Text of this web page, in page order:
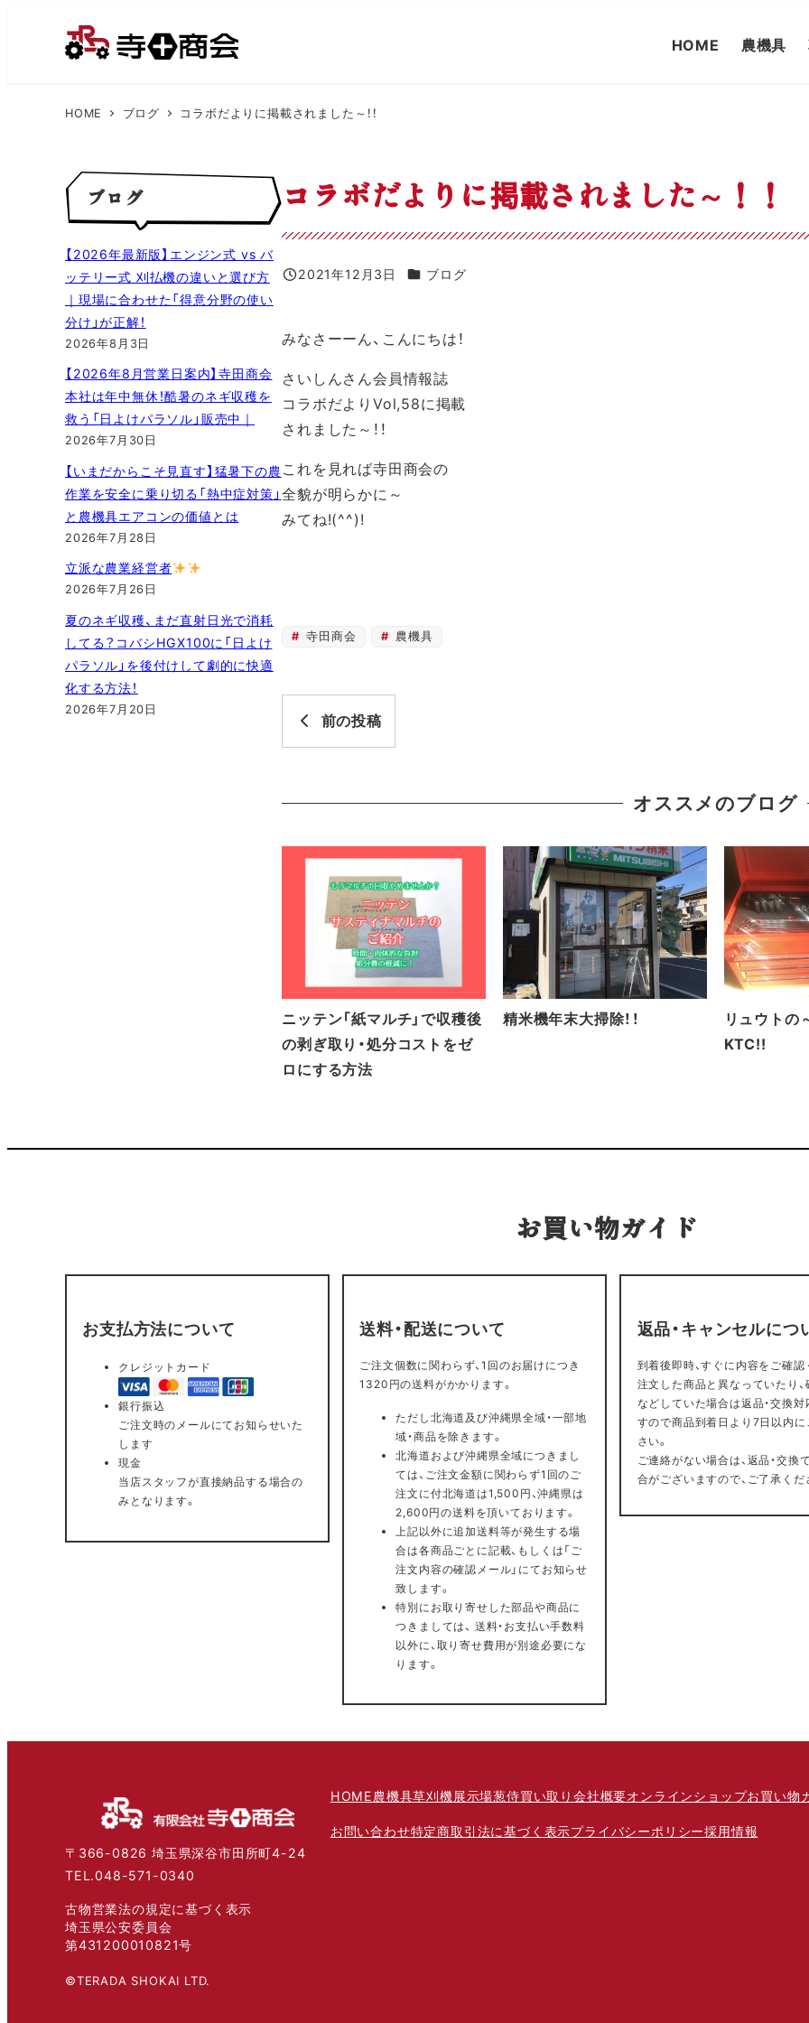
HOME 農機具
HOME ブログ コラボだよりに掲載されました～！！
コラボだよりに掲載されました～！！
投稿日
2021年12月3日 カテゴリー
ブログ
みなさーーん、こんにちは！
さいしんさん会員情報誌
コラボだよりVol,58に掲載
されました～！！
これを見れば寺田商会の
全貌が明らかに～
みてね!(^^)!
寺田商会 農機具
前の投稿
オススメのブログ
ニッテン「紙マルチ」で収穫後
の剥ぎ取り・処分コストをゼ
ロにする方法
精米機年末大掃除！！
リュウトの
KTC!!
ブログ
【2026年最新版】エンジン式 vs バ
ッテリー式 刈払機の違いと選び方
｜現場に合わせた「得意分野の使い
分け」が正解！
2026年8月3日
【2026年8月営業日案内】寺田商会
本社は年中無休！酷暑のネギ収穫を
救う「日よけパラソル」販売中｜
2026年7月30日
【いまだからこそ見直す】猛暑下の農
作業を安全に乗り切る「熱中症対策」
と農機具エアコンの価値とは
2026年7月28日
立派な農業経営者
2026年7月26日
夏のネギ収穫、まだ直射日光で消耗
してる？コバシHGX100に「日よけ
パラソル」を後付けして劇的に快適
化する方法！
2026年7月20日
お買い物ガイド
お支払方法について
クレジットカード
銀行振込
ご注文時のメールにてお知らせいた
します
現金
当店スタッフが直接納品する場合の
みとなります。
送料・配送について
ご注文個数に関わらず、1回のお届けにつき
1320円の送料がかかります。
ただし北海道及び沖縄県全域・一部地
域・商品を除きます。
北海道および沖縄県全域につきまし
ては、ご注文金額に関わらず1回のご
注文に付北海道は1,500円、沖縄県は
2,600円の送料を頂いております。
上記以外に追加送料等が発生する場
合は各商品ごとに記載、もしくは「ご
注文内容の確認メール」にてお知らせ
致します。
特別にお取り寄せした部品や商品に
つきましては、 送料・お支払い手数料
以外に、取り寄せ費用が別途必要にな
ります。
返品・キャンセルにつ
到着後即時、すぐに内容をご確認
注文した商品と異なっていたり、
などしていた場合は返品・交換
すので商品到着日より7日以内
さい。
ご連絡がない場合は、返品・交換
合がございますので、ご了承くだ
〒366-0826 埼玉県深谷市田所町4-24
TEL.048-571-0340
古物営業法の規定に基づく表示
埼玉県公安委員会
第431200010821号
©TERADA SHOKAI LTD.
HOME農機具草刈機展示場葱侍買い取り 会社概要オンラインショップお買い物
お問い合わせ特定商取引法に基づく表示プライバシーポリシー採用情報